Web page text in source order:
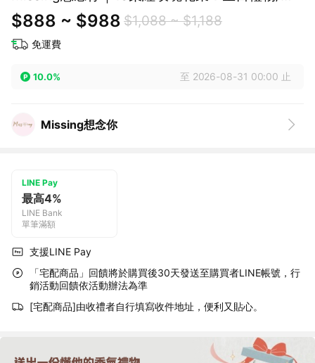
人節/七夕/求婚/週年紀念/聖誕節
$888 ~ $988 $1,088 ~ $1,188
免運費
10.0% 至 2026-08-31 00:00 止
Missing想念你
LINE Pay
最高4%
LINE Bank
單筆滿額
支援LINE Pay
「宅配商品」回饋將於購買後30天發送至購買者LINE帳號，行
銷活動回饋依活動辦法為準
[宅配商品]由收禮者自行填寫收件地址，便利又貼心。